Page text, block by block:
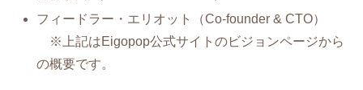
フィードラー・エリオット（Co‑founder & CTO）
※上記はEigopop公式サイトのビジョンページから
の概要です。